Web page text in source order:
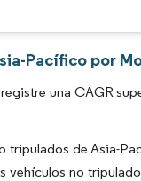
Pacífico por
una CAGR
de Asia-
vehículos no